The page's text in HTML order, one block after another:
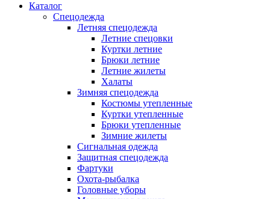
Каталог
Спецодежда
Летняя спецодежда
Летние спецовки
Куртки летние
Брюки летние
Летние жилеты
Халаты
Зимняя спецодежда
Костюмы утепленные
Куртки утепленные
Брюки утепленные
Зимние жилеты
Сигнальная одежда
Защитная спецодежда
Фартуки
Охота-рыбалка
Головные уборы